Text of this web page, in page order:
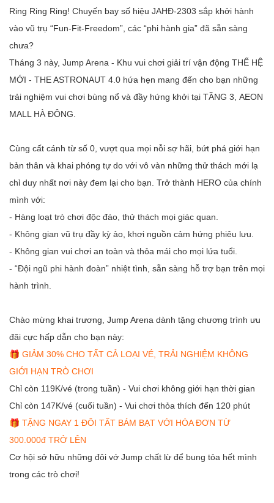
Ring Ring Ring! Chuyến bay số hiệu JAHĐ-2303 sắp khởi hành
vào vũ trụ “Fun-Fit-Freedom”, các “phi hành gia” đã sẵn sàng
chưa?
Tháng 3 này, Jump Arena - Khu vui chơi giải trí vận động THẾ HỆ
MỚI - THE ASTRONAUT 4.0 hứa hẹn mang đến cho bạn những
trải nghiệm vui chơi bùng nổ và đầy hứng khởi tại TẦNG 3, AEON
MALL HÀ ĐÔNG.
Cùng cất cánh từ số 0, vượt qua mọi nỗi sợ hãi, bứt phá giới hạn
bản thân và khai phóng tự do với vô vàn những thử thách mới lạ
chỉ duy nhất nơi này đem lại cho bạn. Trở thành HERO của chính
mình với:
- Hàng loạt trò chơi độc đáo, thử thách mọi giác quan.
- Không gian vũ trụ đầy kỳ ảo, khơi nguồn cảm hứng phiêu lưu.
- Không gian vui chơi an toàn và thỏa mái cho mọi lứa tuổi.
- “Đội ngũ phi hành đoàn” nhiệt tình, sẵn sàng hỗ trợ bạn trên mọi
hành trình.
Chào mừng khai trương, Jump Arena dành tặng chương trình ưu
đãi cực hấp dẫn cho bạn này:
🎁 GIẢM 30% CHO TẤT CẢ LOẠI VÉ, TRẢI NGHIỆM KHÔNG
GIỚI HẠN TRÒ CHƠI
Chỉ còn 119K/vé (trong tuần) - Vui chơi không giới hạn thời gian
Chỉ còn 147K/vé (cuối tuần) - Vui chơi thỏa thích đến 120 phút
🎁 TẶNG NGAY 1 ĐÔI TẤT BÁM BẠT VỚI HÓA ĐƠN TỪ
300.000đ TRỞ LÊN
Cơ hội sở hữu những đôi vớ Jump chất lừ để bung tỏa hết mình
trong các trò chơi!